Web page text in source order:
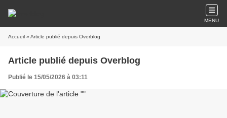
MENU
Accueil » Article publié depuis Overblog
Article publié depuis Overblog
Publié le 15/05/2026 à 03:11